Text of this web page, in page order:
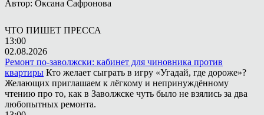
Автор: Оксана Сафронова
ЧТО ПИШЕТ ПРЕССА
13:00
02.08.2026
Ремонт по-заволжски: кабинет для чиновника против
квартиры Кто желает сыграть в игру «Угадай, где дороже»?
Желающих приглашаем к лёгкому и непринуждённому
чтению про то, как в Заволжске чуть было не взялись за два
любопытных ремонта.